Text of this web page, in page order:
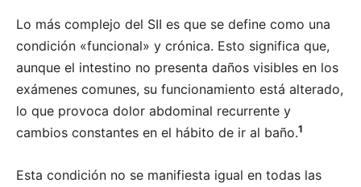
Lo más complejo del SII es que se define como una
condición «funcional» y crónica. Esto significa que,
aunque el intestino no presenta daños visibles en los
exámenes comunes, su funcionamiento está alterado,
lo que provoca dolor abdominal recurrente y
cambios constantes en el hábito de ir al baño.1
Esta condición no se manifiesta igual en todas las